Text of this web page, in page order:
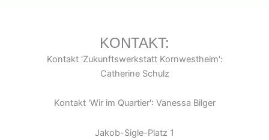
KONTAKT:
Kontakt 'Zukunftswerkstatt Kornwestheim':
Catherine Schulz
Kontakt 'Wir im Quartier': Vanessa Bilger
Jakob-Sigle-Platz 1